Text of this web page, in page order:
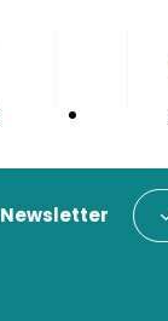
Newsletter